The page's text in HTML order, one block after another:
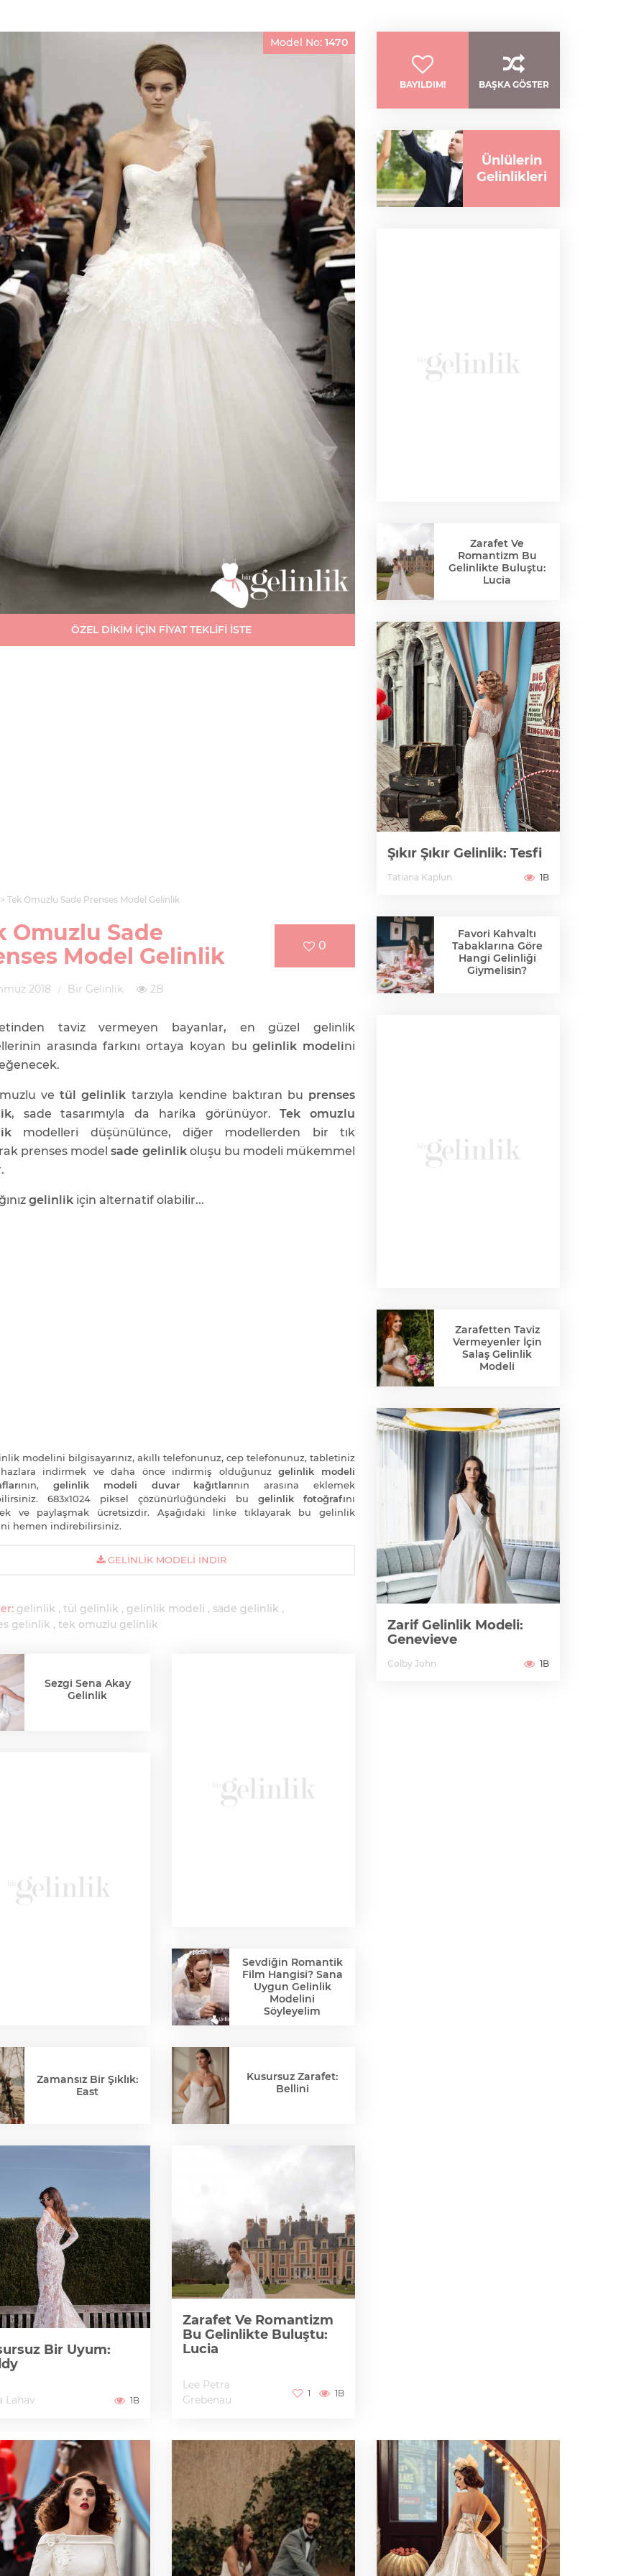
Model No: 1470
ÖZEL DİKİM İÇİN FİYAT TEKLİFİ İSTE
Tek Omuzlu Sade Prenses Model Gelinlik
Omuzlu Sade
Model Gelinlik
0
2018 Bir Gelinlik 2B
taviz vermeyen bayanlar, en güzel gelinlik
arasında farkını ortaya koyan bugelinlik modelini
vetül gelinlik tarzıyla kendine baktıran bu prenses
, sade tasarımıyla da harika görünüyor.Tek omuzlu
modelleri düşünülünce, diğer modellerden bir tık
prenses modelsade gelinlikoluşu bu modeli mükemmel
gelinlik için alternatif olabilir...
modelini bilgisayarınız, akıllı telefonunuz, cep telefonunuz, tabletiniz
indirmek ve daha önce indirmiş olduğunuzgelinlik modeli
nın, gelinlik modeli duvar kağıtlarının arasına eklemek
683x1024 piksel çözünürlüğündeki bu gelinlik fotoğrafını
ve paylaşmak ücretsizdir. Aşağıdaki linke tıklayarak bu gelinlik
hemen indirebilirsiniz.
GELINLIK MODELI İNDIR
gelinlik tül gelinlik gelinlik modeli
sade gelinlik
gelinlik
tek omuzlu gelinlik
Sezgi Sena Akay
Gelinlik
Zamansız Bir Şıklık:
East
Bir Uyum:
Lahav 1B
Sevdiğin Romantik
Film Hangisi? Sana
Uygun Gelinlik
Modelini
Söyleyelim
Kusursuz Zarafet:
Bellini
Zarafet Ve Romantizm
Bu Gelinlikte Buluştu:
Lucia
Lee Petra
Grebenau
1 1B
BAYILDIM! BAŞKA GÖSTER
Ünlülerin
Gelinlikleri
Zarafet Ve
Romantizm Bu
Gelinlikte Buluştu:
Lucia
Şıkır Şıkır Gelinlik: Tesfi
Tatiana Kaplun 1B
Favori Kahvaltı
Tabaklarına Göre
Hangi Gelinliği
Giymelisin?
Zarafetten Taviz
Vermeyenler İçin
Salaş Gelinlik
Modeli
Zarif Gelinlik Modeli:
Genevieve
Colby John 1B